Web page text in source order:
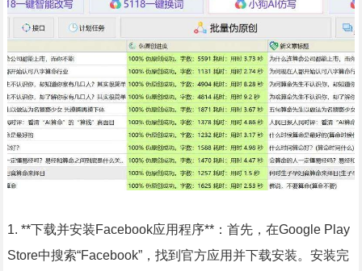
1. **下载并安装Facebook应用程序**：首先，在Google Play
Store中搜索“Facebook”，找到官方应用并下载安装。安装完